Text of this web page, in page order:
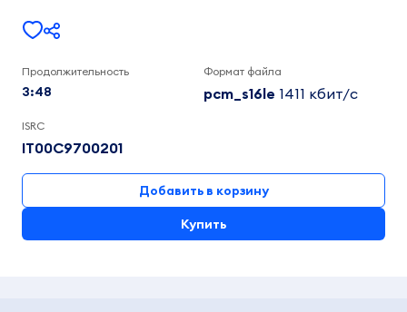
Продолжительность
3:48
Формат файла
pcm_s16le 1411 кбит/c
ISRC
IT00C9700201
Добавить в корзину
Купить